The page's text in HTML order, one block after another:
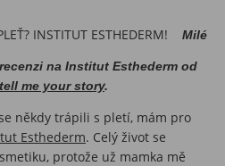
Milé
na Institut Esthederm od
me your story.
někdy trápili s pletí, mám pro
Esthederm. Celý život se
protože už mamka mě